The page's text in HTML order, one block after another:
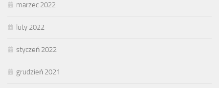
marzec 2022
luty 2022
styczeń 2022
grudzień 2021